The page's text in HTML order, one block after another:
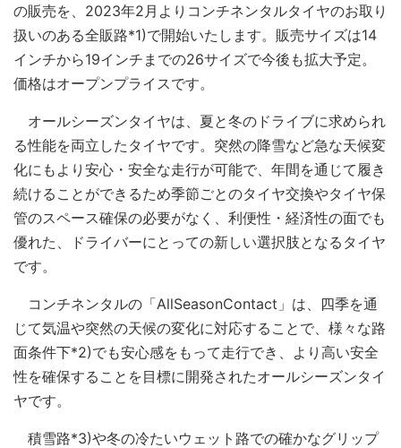
の販売を、2023年2月よりコンチネンタルタイヤのお取り
扱いのある全販路*1)で開始いたします。販売サイズは14
インチから19インチまでの26サイズで今後も拡大予定。
価格はオープンプライスです。
オールシーズンタイヤは、夏と冬のドライブに求められ
る性能を両立したタイヤです。突然の降雪など急な天候変
化にもより安心・安全な走行が可能で、年間を通じて履き
続けることができるため季節ごとのタイヤ交換やタイヤ保
管のスペース確保の必要がなく、利便性・経済性の面でも
優れた、ドライバーにとっての新しい選択肢となるタイヤ
です。
コンチネンタルの「AllSeasonContact」は、四季を通
じて気温や突然の天候の変化に対応することで、様々な路
面条件下*2)でも安心感をもって走行でき、より高い安全
性を確保することを目標に開発されたオールシーズンタイ
ヤです。
積雪路*3)や冬の冷たいウェット路での確かなグリップ